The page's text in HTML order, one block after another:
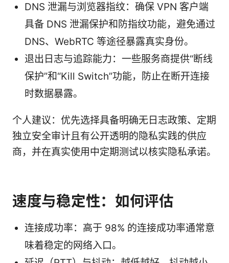
DNS 泄漏与浏览器指纹：确保 VPN 客户端
具备 DNS 泄漏保护和防指纹功能，避免通过
DNS、WebRTC 等途径暴露真实身份。
退出日志与追踪能力：一些服务商提供“断线
保护”和“Kill Switch”功能，防止在断开连接
时数据暴露。
个人建议：优先选择具备明确无日志政策、定期
独立安全审计且有公开透明的隐私实践的供应
商，并在真实使用中定期测试以核实隐私承诺。
速度与稳定性：如何评估
连接成功率：高于 98% 的连接成功率通常意
味着稳定的网络入口。